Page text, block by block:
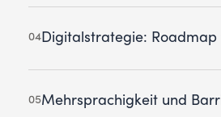
04Digitalstrategie: Roadmap
05Mehrsprachigkeit und